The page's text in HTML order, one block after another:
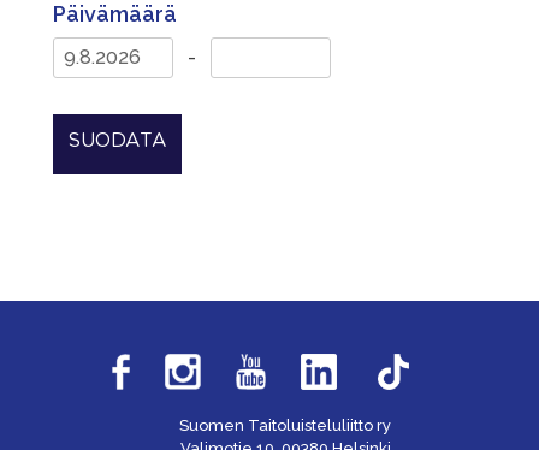
Päivämäärä
-
SUODATA
Suomen Taitoluisteluliitto ry